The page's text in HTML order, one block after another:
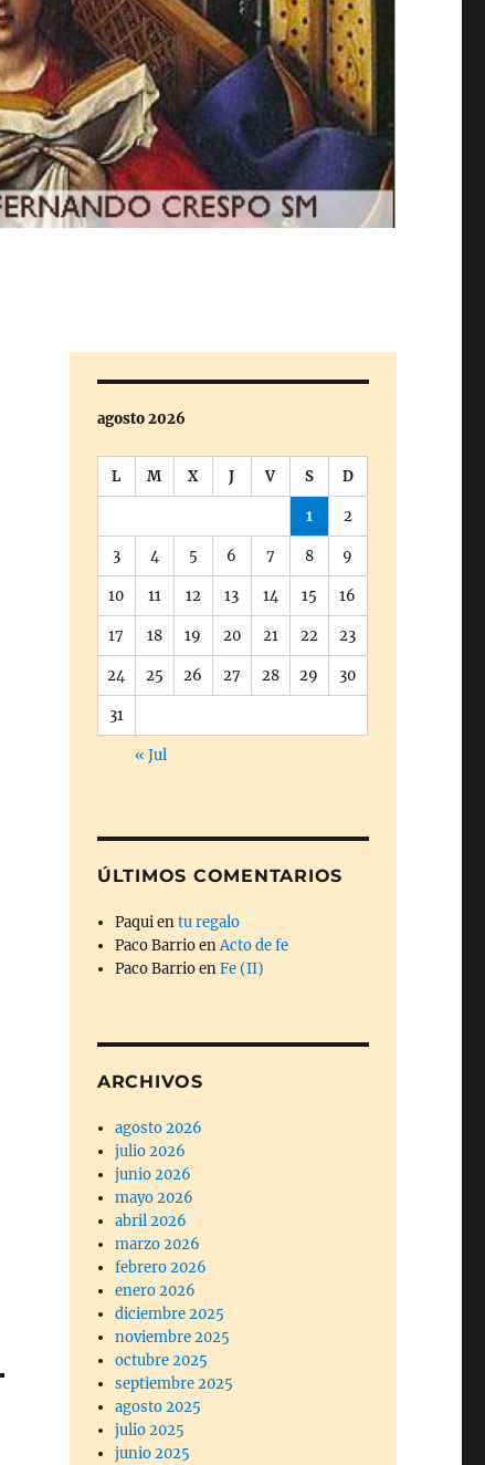
agosto 2026
L M X J V S D
1 2
3 4 5 6 7 8 9
10 11 12 13 14 15 16
17 18 19 20 21 22 23
24 25 26 27 28 29 30
31
« Jul
ÚLTIMOS COMENTARIOS
Paquientu regalo
Paco BarrioenActo de fe
Paco BarrioenFe (II)
ARCHIVOS
agosto 2026
julio 2026
junio 2026
mayo 2026
abril 2026
marzo 2026
febrero 2026
enero 2026
diciembre 2025
noviembre 2025
octubre 2025
septiembre 2025
agosto 2025
julio 2025
junio 2025